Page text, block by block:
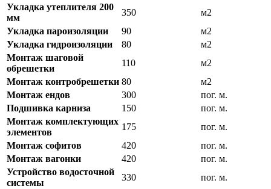
Укладка утеплителя 200
мм
350
м2
Укладка пароизоляции
90
м2
Укладка гидроизоляции
80
м2
Монтаж шаговой
обрешетки
110
м2
Монтаж контробрешетки 80
м2
Монтаж ендов
300
пог. м.
Подшивка карниза
150
пог. м.
Монтаж комплектующих
элементов
175
пог. м.
Монтаж софитов
420
пог. м.
Монтаж вагонки
420
пог. м.
Устройство водосточной
системы
330
пог. м.